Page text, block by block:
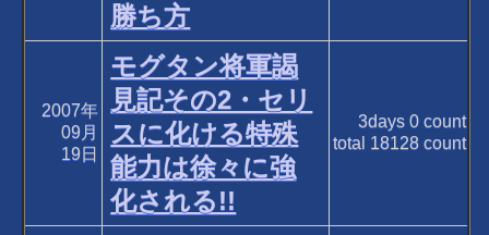
勝ち方
2007年
09月
19日
モグタン将軍謁
見記その2・セリ
スに化ける特殊
能力は徐々に強
化される!!
3days 0count
total 18128count